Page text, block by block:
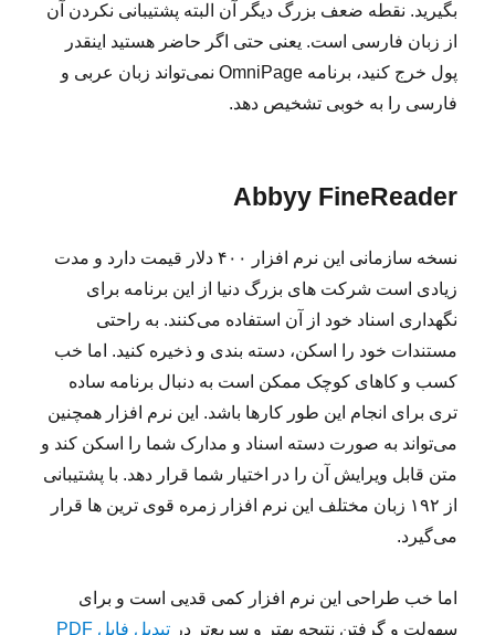
بگیرید. نقطه ضعف بزرگ دیگر آن البته پشتیبانی نکردن آن
از زبان فارسی است. یعنی حتی اگر حاضر هستید اینقدر
پول خرج کنید، برنامه OmniPage نمی‌تواند زبان عربی و
فارسی را به خوبی تشخیص دهد.
Abbyy FineReader
نسخه سازمانی این نرم افزار ۴۰۰ دلار قیمت دارد و مدت
زیادی است شرکت های بزرگ دنیا از این برنامه برای
نگهداری اسناد خود از آن استفاده می‌کنند. به راحتی
مستندات خود را اسکن، دسته بندی و ذخیره کنید. اما خب
کسب و کاهای کوچک ممکن است به دنبال برنامه ساده
تری برای انجام این طور کارها باشد. این نرم افزار همچنین
می‌تواند به صورت دسته اسناد و مدارک شما را اسکن کند و
متن قابل ویرایش آن را در اختیار شما قرار دهد. با پشتیبانی
از ۱۹۲ زبان مختلف این نرم افزار زمره قوی ترین ها قرار
می‌گیرد.
اما خب طراحی این نرم افزار کمی قدیی است و برای
سهولت و گرفتن نتیجه بهتر و سریع‌تر در
تبدیل فایل PDF